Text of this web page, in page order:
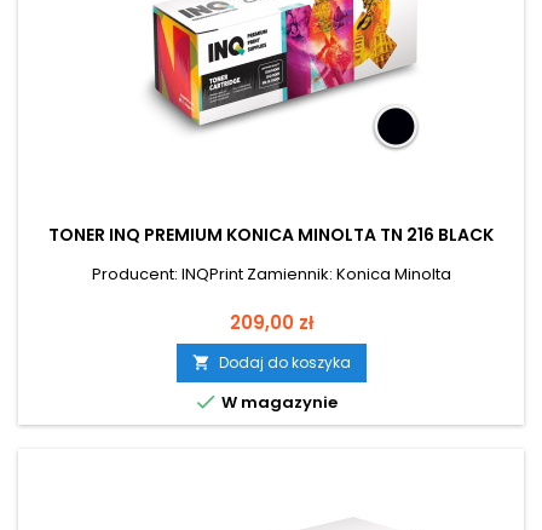
TONER INQ PREMIUM KONICA MINOLTA TN 216 BLACK
Producent: INQPrint Zamiennik: Konica Minolta
Cena
209,00 zł
 Dodaj do koszyka
 W magazynie